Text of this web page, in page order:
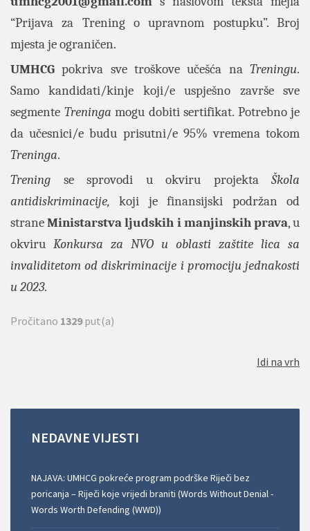
“Prijava za Trening o upravnom postupku”. Broj
mjesta je ograničen.
UMHCGpokriva sve troškove učešća naTreningu.
Samo kandidati/kinje koji/e uspješno završe sve
segmente Treninga mogu dobiti sertifikat. Potrebno je
da učesnici/e budu prisutni/e 95% vremena tokom
Treninga.
Trening se sprovodi u okviru projekta Škola
antidiskriminacije, koji je finansijski podržan od
straneMinistarstva ljudskih i manjinskih prava, u
okviru Konkursa za NVO u oblasti zaštite lica sa
invaliditetom od diskriminacije i promociju jednakosti
u 2023.
Pročitano 1329put(a)
Idi na vrh
NEDAVNE VIJESTI
NAJAVA: UMHCG pokreće program podrške Riječi bez
poricanja – Riječi koje vrijedi braniti (Words Without Denial -
Words Worth Defending (WWD))